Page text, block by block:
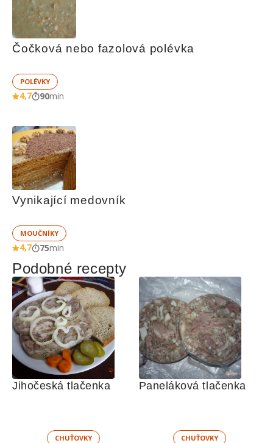
Čočková nebo fazolová polévka
POLÉVKY
4,7 90min
Vynikající medovník
MOUČNÍKY
4,7 75min
Podobné recepty
Jihočeská tlačenka
CHUŤOVKY
Paneláková tlačenka
CHUŤOVKY